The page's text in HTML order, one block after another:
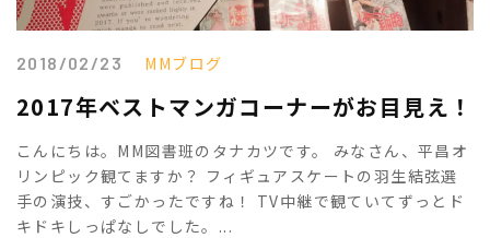
2018/02/23 MMブログ
2017年ベストマンガコーナーがお目見え！
こんにちは。MM図書班のタナカツです。 みなさん、平昌オ
リンピック観てますか？ フィギュアスケートの羽生結弦選
手の演技、すごかったですね！ TV中継で観ていてずっとド
キドキしっぱなしでした。...